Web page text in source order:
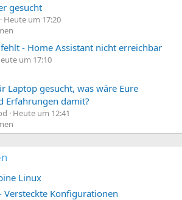
gesucht
Heute um 17:20
fehlt - Home Assistant nicht erreichbar
um 17:10
Laptop gesucht, was wäre Eure
Erfahrungen damit?
Heute um 12:41
Linux
Versteckte Konfigurationen